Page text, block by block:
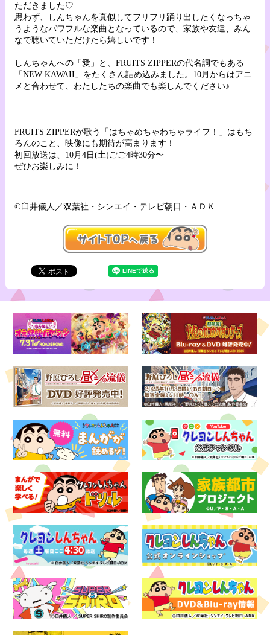
ただきました♡
思わず、しんちゃんを真似してフリフリ踊り出したくなっちゃ
うようなパワフルな楽曲となっているので、家族や友達、みん
なで聴いていただけたら嬉しいです！
しんちゃんへの「愛」と、FRUITS ZIPPERの代名詞でもある
「NEW KAWAII」をたくさん詰め込みました。10月からはアニ
メと合わせて、わたしたちの楽曲でも楽しんでください♪
FRUITS ZIPPERが歌う「はちゃめちゃわちゃライフ！」はもち
ろんのこと、映像にも期待が高まります！
初回放送は、10月4日(土)ごご4時30分〜
ぜひお楽しみに！
©臼井儀人／双葉社・シンエイ・テレビ朝日・ＡＤＫ